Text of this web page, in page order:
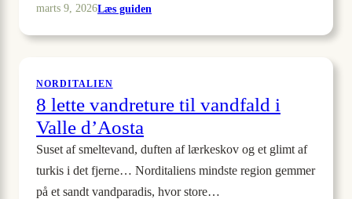
marts 9, 2026Læs guiden
Pragser
NORDITALIEN
8 lette vandreture til vandfald i
Valle d’Aosta
Suset af smeltevand, duften af lærkeskov og et glimt af
turkis i det fjerne… Norditaliens mindste region gemmer
på et sandt vandparadis, hvor store…